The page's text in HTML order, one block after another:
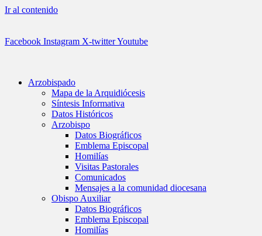
Ir al contenido
Facebook Instagram X-twitterYoutube
Arzobispado
Mapa de la Arquidiócesis
Síntesis Informativa
Datos Históricos
Arzobispo
Datos Biográficos
Emblema Episcopal
Homilías
Visitas Pastorales
Comunicados
Mensajes a la comunidad diocesana
Obispo Auxiliar
Datos Biográficos
Emblema Episcopal
Homilías